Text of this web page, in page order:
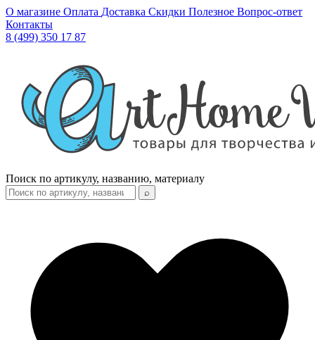
О магазине Оплата Доставка Скидки Полезное Вопрос-ответ
Контакты
8 (499) 350 17 87
Поиск по артикулу, названию, материалу
⌕